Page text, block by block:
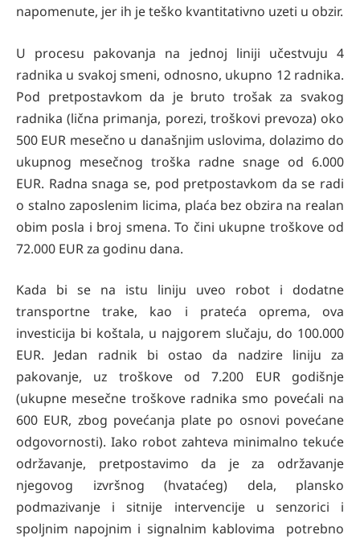
napomenute, jer ih je teško kvantitativno uzeti u obzir.
U procesu pakovanja na jednoj liniji učestvuju 4
radnika u svakoj smeni, odnosno, ukupno 12 radnika.
Pod pretpostavkom da je bruto trošak za svakog
radnika (lična primanja, porezi, troškovi prevoza) oko
500 EUR mesečno u današnjim uslovima, dolazimo do
ukupnog mesečnog troška radne snage od 6.000
EUR. Radna snaga se, pod pretpostavkom da se radi
o stalno zaposlenim licima, plaća bez obzira na realan
obim posla i broj smena. To čini ukupne troškove od
72.000 EUR za godinu dana.
Kada bi se na istu liniju uveo robot i dodatne
transportne trake, kao i prateća oprema, ova
investicija bi koštala, u najgorem slučaju, do 100.000
EUR. Jedan radnik bi ostao da nadzire liniju za
pakovanje, uz troškove od 7.200 EUR godišnje
(ukupne mesečne troškove radnika smo povećali na
600 EUR, zbog povećanja plate po osnovi povećane
odgovornosti). Iako robot zahteva minimalno tekuće
održavanje, pretpostavimo da je za održavanje
njegovog izvršnog (hvataćeg) dela, plansko
podmazivanje i sitnije intervencije u senzorici i
spoljnim napojnim i signalnim kablovima potrebno